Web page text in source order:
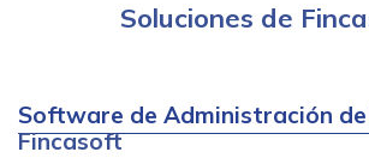
Soluciones de
Software de Administración de
Fincasoft